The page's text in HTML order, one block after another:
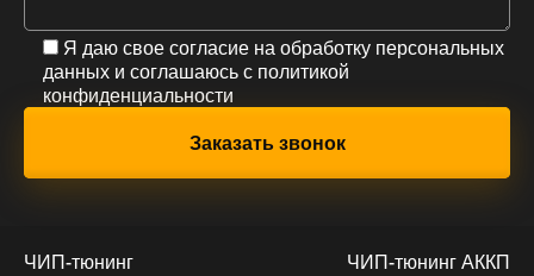
Я даю свое согласие на обработку персональных
данных и соглашаюсь с политикой
конфиденциальности
ЧИП-тюнинг
ЧИП-тюнинг АККП